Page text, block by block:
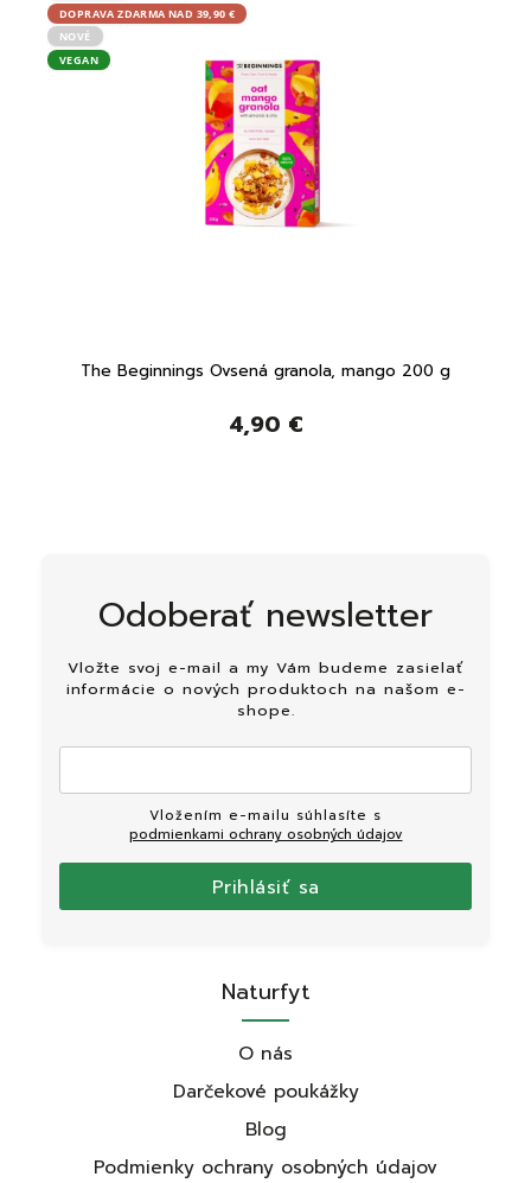
DOPRAVA ZDARMA NAD 39,90 €
NOVÉ
VEGAN
The Beginnings Ovsená granola, mango 200 g
4,90 €
Odoberať newsletter
Vložte svoj e-mail a my Vám budeme zasielať
informácie o nových produktoch na našom e-
shope.
podmienkami ochrany osobných údajov
Prihlásiť sa
Naturfyt
O nás
Darčekové poukážky
Blog
Podmienky ochrany osobných údajov